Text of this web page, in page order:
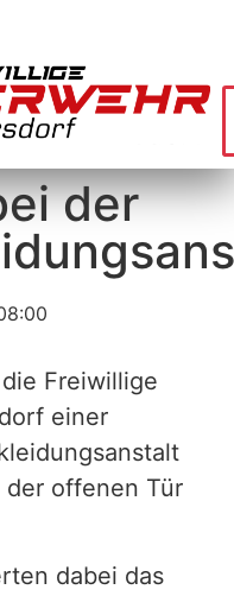
der
Freiwillige
einer
der offenen Tür
dabei das